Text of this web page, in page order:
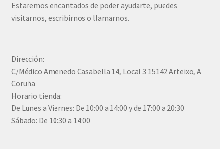
Estaremos encantados de poder ayudarte, puedes
visitarnos, escribirnos o llamarnos.
Dirección:
C/Médico Amenedo Casabella 14, Local 3 15142 Arteixo, A
Coruña
Horario tienda:
De Lunes a Viernes: De 10:00 a 14:00 y de 17:00 a 20:30
Sábado: De 10:30 a 14:00